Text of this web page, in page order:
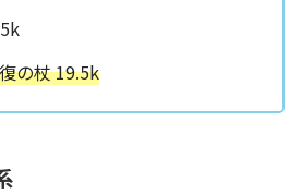
の杖 19.5k